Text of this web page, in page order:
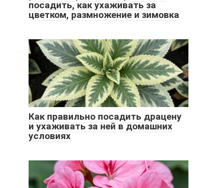
посадить, как ухаживать за
цветком, размножение и зимовка
Как правильно посадить драцену
и ухаживать за ней в домашних
условиях